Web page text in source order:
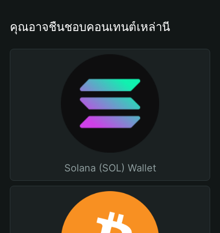
คุณอาจชื่นชอบคอนเทนต์เหล่านี้
Solana (SOL) Wallet